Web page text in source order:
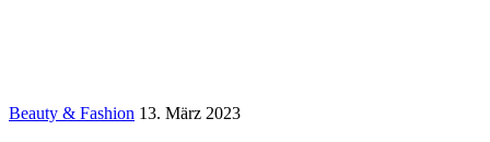
Beauty & Fashion 13. März 2023